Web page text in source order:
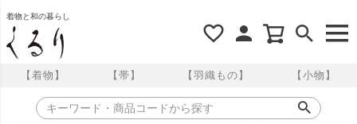
着物と和の暮らし
【着物】 【帯】 【羽織もの】 【小物】